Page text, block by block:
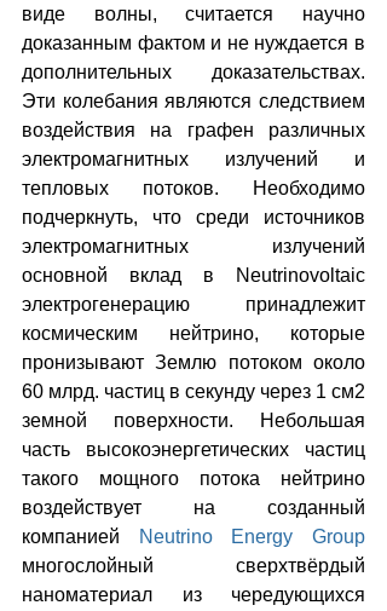
виде волны, считается научно
доказанным фактом и не нуждается в
дополнительных доказательствах.
Эти колебания являются следствием
воздействия на графен различных
электромагнитных излучений и
тепловых потоков. Необходимо
подчеркнуть, что среди источников
электромагнитных излучений
основной вклад в Neutrinovoltaic
электрогенерацию принадлежит
космическим нейтрино, которые
пронизывают Землю потоком около
60 млрд. частиц в секунду через 1 см2
земной поверхности. Небольшая
часть высокоэнергетических частиц
такого мощного потока нейтрино
воздействует на созданный
компанией
Neutrino Energy Group
многослойный сверхтвёрдый
наноматериал из чередующихся